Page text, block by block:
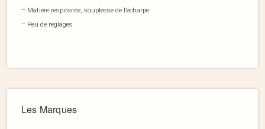
– Matière respirante, souplesse de l’écharpe
– Peu de réglages
Les Marques